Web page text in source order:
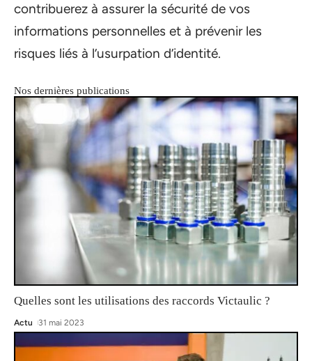
contribuerez à assurer la sécurité de vos
informations personnelles et à prévenir les
risques liés à l’usurpation d’identité.
Nos dernières publications
Quelles sont les utilisations des raccords Victaulic ?
Actu 31 mai 2023